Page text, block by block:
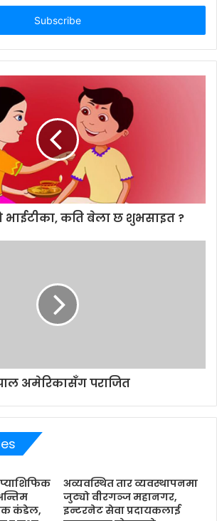
भाईटीका, कति बेला छ शुभसाइत ?
अमेरिकासँग पराजित
कंडेल,
अव्यवस्थित तार व्यवस्थापनमा
जुट्यो वीरगञ्ज महानगर,
इन्टरनेट सेवा प्रदायकलाई